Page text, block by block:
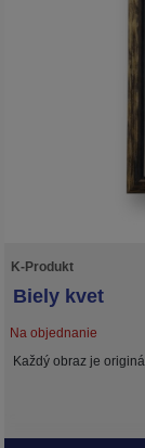
K-Produkt
Biely kvet
Na objednanie
Každý obraz je